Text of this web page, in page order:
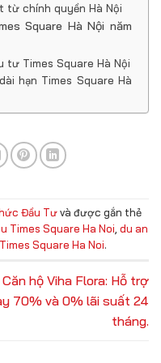
từ chính quyền Hà Nội
Square Hà Nội năm
tư Times Square Hà Nội
hạn Times Square Hà
Đầu Tưvà được gắn thẻ
Times Square Ha Noi, du an
Square Ha Noi.
Căn hộ Viha Flora: Hỗ trợ
70% và 0% lãi suất 24
tháng.